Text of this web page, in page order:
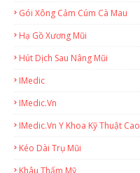
Gói Xông Cảm Cúm Cà Mau
Hạ Gồ Xương Mũi
Hút Dịch Sau Nâng Mũi
IMedic
IMedic.vn
IMedic.vn Y Khoa Kỹ Thuật Cao
Kéo Dài Trụ Mũi
Khâu Thẩm Mỹ